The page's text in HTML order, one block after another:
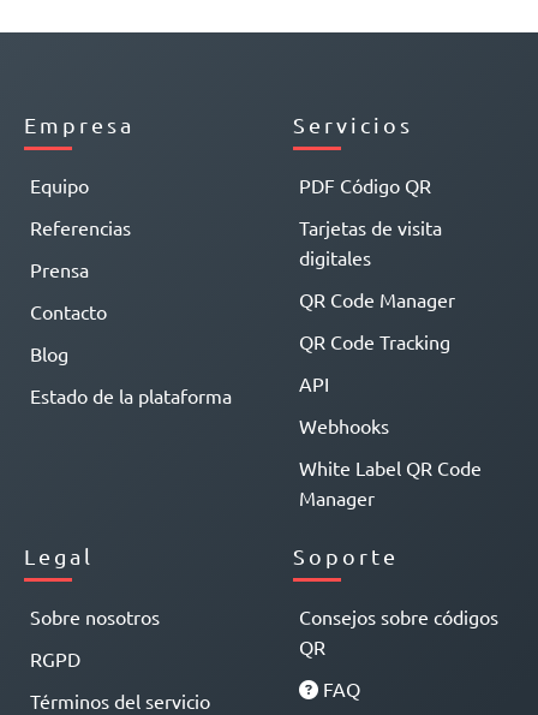
Empresa
Equipo
Referencias
Prensa
Contacto
Blog
Estado de la plataforma
Servicios
PDF Código QR
Tarjetas de visita
digitales
QR Code Manager
QR Code Tracking
API
Webhooks
White Label QR Code
Manager
Legal
Sobre nosotros
RGPD
Términos del servicio
Soporte
Consejos sobre códigos
QR
FAQ